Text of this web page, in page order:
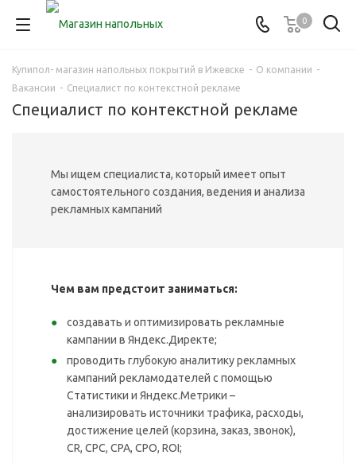
0
Купипол- магазин напольных покрытий в Ижевске - О компании -
Вакансии - Специалист по контекстной рекламе
Специалист по контекстной рекламе
Мы ищем специалиста, который имеет опыт
самостоятельного создания, ведения и анализа
рекламных кампаний
Чем вам предстоит заниматься:
создавать и оптимизировать рекламные
кампании в Яндекс.Директе;
проводить глубокую аналитику рекламных
кампаний рекламодателей с помощью
Статистики и Яндекс.Метрики –
анализировать источники трафика, расходы,
достижение целей (корзина, заказ, звонок),
CR, CPC, CPA, CPO, ROI;